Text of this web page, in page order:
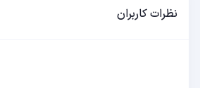
نظرات کاربران